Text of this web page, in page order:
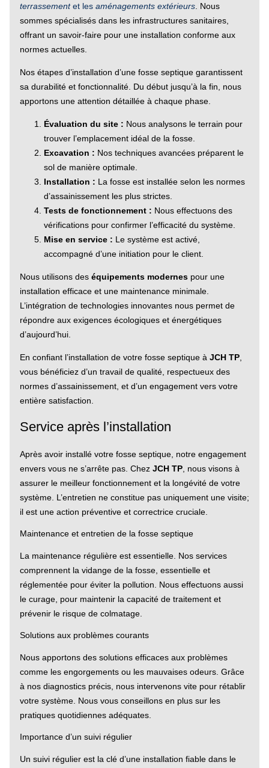
terrassementet les aménagements extérieurs. Nous
sommes spécialisés dans les infrastructures sanitaires,
offrant un savoir-faire pour une installation conforme aux
normes actuelles.
Nos étapes d’installation d’une fosse septique garantissent
sa durabilité et fonctionnalité. Du début jusqu’à la fin, nous
apportons une attention détaillée à chaque phase.
Évaluation du site : Nous analysons le terrain pour
trouver l’emplacement idéal de la fosse.
Excavation : Nos techniques avancées préparent le
sol de manière optimale.
Installation : La fosse est installée selon les normes
d’assainissement les plus strictes.
Tests de fonctionnement : Nous effectuons des
vérifications pour confirmer l’efficacité du système.
Mise en service : Le système est activé,
accompagné d’une initiation pour le client.
Nous utilisons des équipements modernespour une
installation efficace et une maintenance minimale.
L’intégration de technologies innovantes nous permet de
répondre aux exigences écologiques et énergétiques
d’aujourd’hui.
En confiant l’installation de votre fosse septique à JCH TP,
vous bénéficiez d’un travail de qualité, respectueux des
normes d’assainissement, et d’un engagement vers votre
entière satisfaction.
Service après l’installation
Après avoir installé votre fosse septique, notre engagement
envers vous ne s’arrête pas. Chez JCH TP, nous visons à
assurer le meilleur fonctionnement et la longévité de votre
système. L’entretien ne constitue pas uniquement une visite;
il est une action préventive et correctrice cruciale.
Maintenance et entretien de la fosse septique
La maintenance régulière est essentielle. Nos services
comprennent la vidange de la fosse, essentielle et
réglementée pour éviter la pollution. Nous effectuons aussi
le curage, pour maintenir la capacité de traitement et
prévenir le risque de colmatage.
Solutions aux problèmes courants
Nous apportons des solutions efficaces aux problèmes
comme les engorgements ou les mauvaises odeurs. Grâce
à nos diagnostics précis, nous intervenons vite pour rétablir
votre système. Nous vous conseillons en plus sur les
pratiques quotidiennes adéquates.
Importance d’un suivi régulier
Un suivi régulier est la clé d’une installation fiable dans le